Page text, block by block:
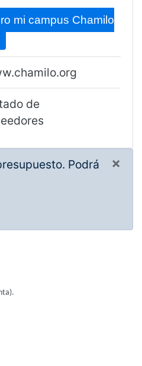
mi campus Chamilo
de
×
Podrá